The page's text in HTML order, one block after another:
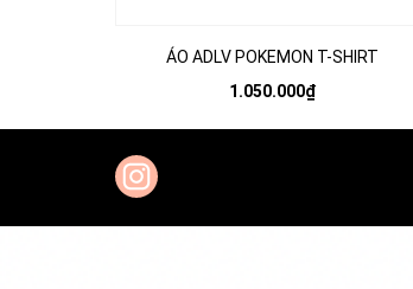
ÁO ADLV POKEMON T-SHIRT
1.050.000₫